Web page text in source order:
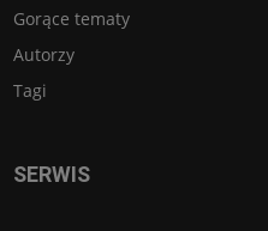
Gorące tematy
Autorzy
Tagi
SERWIS